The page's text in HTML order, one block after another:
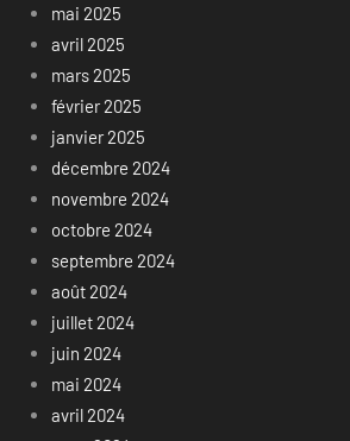
mai 2025
avril 2025
mars 2025
février 2025
janvier 2025
décembre 2024
novembre 2024
octobre 2024
septembre 2024
août 2024
juillet 2024
juin 2024
mai 2024
avril 2024